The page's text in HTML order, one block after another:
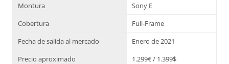
Montura
Sony E
Cobertura
Full-Frame
Fecha de salida al mercado
Enero de 2021
Precio aproximado
1.299€ / 1.399$